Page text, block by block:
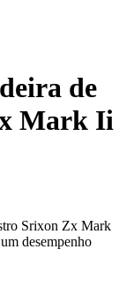
de
Mark Ii
Srixon Zx Mark
desempenho